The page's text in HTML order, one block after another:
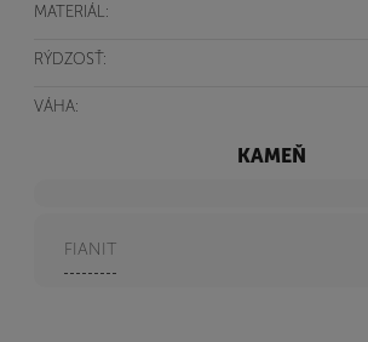
MATERIÁL:
RÝDZOSŤ:
VÁHA:
KAMEŇ
FIANIT